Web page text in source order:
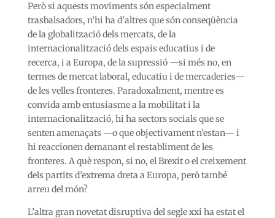
Però si aquests moviments són especialment
trasbalsadors, n’hi ha d’altres que són conseqüència
de la globalització dels mercats, de la
internacionalització dels espais educatius i de
recerca, i a Europa, de la supressió —si més no, en
termes de mercat laboral, educatiu i de mercaderies—
de les velles fronteres. Paradoxalment, mentre es
convida amb entusiasme a la mobilitat i la
internacionalització, hi ha sectors socials que se
senten amenaçats —o que objectivament n’estan— i
hi reaccionen demanant el restabliment de les
fronteres. A què respon, si no, el Brexit o el creixement
dels partits d’extrema dreta a Europa, però també
arreu del món?
L’altra gran novetat disruptiva del segle xxi ha estat el